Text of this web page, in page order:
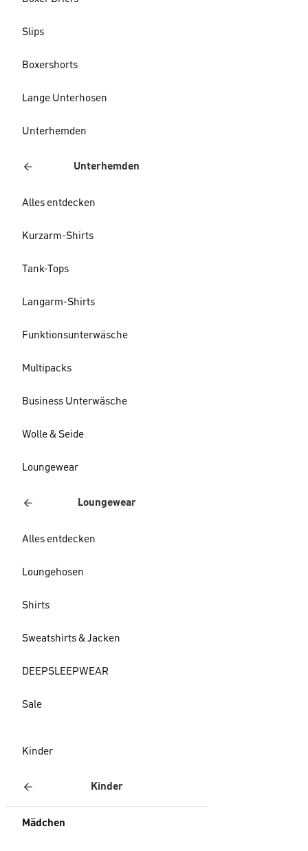
Slips
Boxershorts
Lange Unterhosen
Unterhemden
Unterhemden
Alles entdecken
Kurzarm-Shirts
Tank-Tops
Langarm-Shirts
Funktionsunterwäsche
Multipacks
Business Unterwäsche
Wolle & Seide
Loungewear
Loungewear
Alles entdecken
Loungehosen
Shirts
Sweatshirts & Jacken
DEEPSLEEPWEAR
Sale
Kinder
Kinder
Mädchen